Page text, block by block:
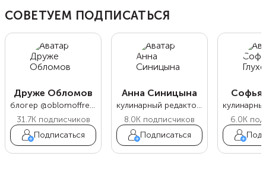
СОВЕТУЕМ ПОДПИСАТЬСЯ
Друже Обломов
блогер @oblomoffrecipe
31.7Kподписчиков
Подписаться
Анна Синицына
кулинарный редактор Food.ru
8.0K подписчиков
Подписаться
Софья
6.0K